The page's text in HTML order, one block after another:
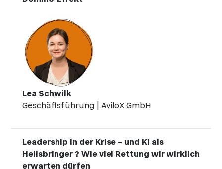
Lea Schwilk
Geschäftsführung | AviloX GmbH
Leadership in der Krise – und KI als
Heilsbringer ? Wie viel Rettung wir wirklich
erwarten dürfen